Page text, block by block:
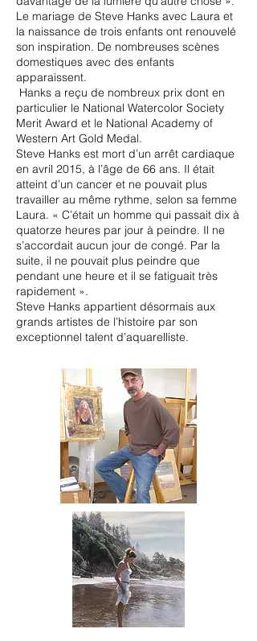
Le mariage de Steve Hanks avec Laura et
la naissance de trois enfants ont renouvelé
son inspiration. De nombreuses scènes
domestiques avec des enfants
apparaissent.
Hanks a reçu de nombreux prix dont en
particulier le National Watercolor Society
Merit Award et le National Academy of
Western Art Gold Medal.
Steve Hanks est mort d’un arrêt cardiaque
en avril 2015, à l’âge de 66 ans. Il était
atteint d’un cancer et ne pouvait plus
travailler au même rythme, selon sa femme
Laura. « C’était un homme qui passait dix à
quatorze heures par jour à peindre. Il ne
s’accordait aucun jour de congé. Par la
suite, il ne pouvait plus peindre que
pendant une heure et il se fatiguait très
rapidement ».
Steve Hanks appartient désormais aux
grands artistes de l’histoire par son
exceptionnel talent d’aquarelliste.